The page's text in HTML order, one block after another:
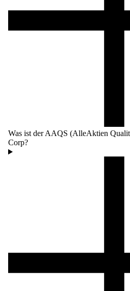
Was ist der AAQS (AlleAktien
Corp?